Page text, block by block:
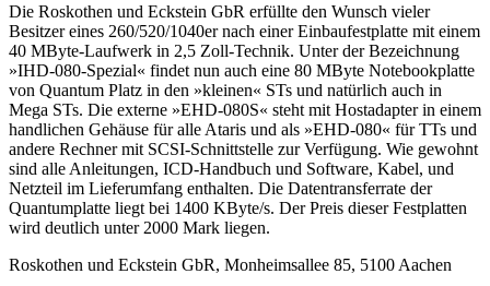
Die Roskothen und Eckstein GbR erfüllte den Wunsch vieler
Besitzer eines 260/520/1040er nach einer Einbaufestplatte mit einem
40 MByte-Laufwerk in 2,5 Zoll-Technik. Unter der Bezeichnung
»IHD-080-Spezial« findet nun auch eine 80 MByte Notebookplatte
von Quantum Platz in den »kleinen« STs und natürlich auch in
Mega STs. Die externe »EHD-080S« steht mit Hostadapter in einem
handlichen Gehäuse für alle Ataris und als »EHD-080« für TTs und
andere Rechner mit SCSI-Schnittstelle zur Verfügung. Wie gewohnt
sind alle Anleitungen, ICD-Handbuch und Software, Kabel, und
Netzteil im Lieferumfang enthalten. Die Datentransferrate der
Quantumplatte liegt bei 1400 KByte/s. Der Preis dieser Festplatten
wird deutlich unter 2000 Mark liegen.
Roskothen und Eckstein GbR, Monheimsallee 85, 5100 Aachen